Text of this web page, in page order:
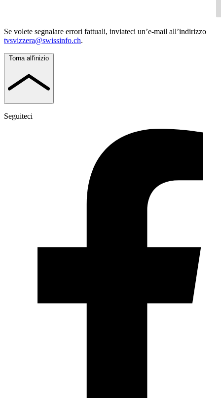
Se volete segnalare errori fattuali, inviateci un’e-mail all’indirizzo
tvsvizzera@swissinfo.ch.
Torna all'inizio
Seguiteci